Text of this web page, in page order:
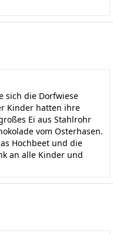
sich die Dorfwiese
Kinder hatten ihre
Ei aus Stahlrohr
vom Osterhasen.
Hochbeet und die
an alle Kinder und